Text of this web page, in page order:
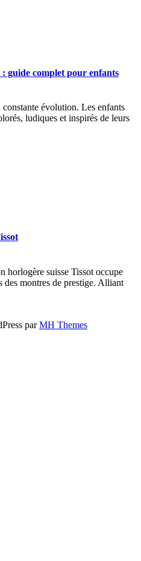
: guide complet pour enfants
évolution. Les enfants
ludiques et inspirés de leurs
horlogère suisse Tissot occupe
des montres de prestige. Alliant
parMH Themes